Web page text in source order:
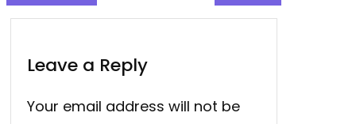
Leave a Reply
Your email address will not be